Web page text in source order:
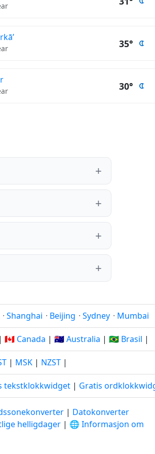
35°
30°
· Shanghai · Beijing · Sydney · Mumbai
| 🇨🇦 Canada | 🇦🇺 Australia | 🇧🇷 Brasil |
| MSK | NZST |
tekstklokkwidget | Gratis
| Datokonverter
helligdager | 🌐 Informasjon om